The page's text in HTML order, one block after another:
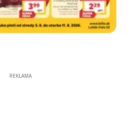
REKLAMA